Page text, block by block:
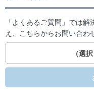
「よくあるご質問」では
え、こちらからお問い合わ
（選